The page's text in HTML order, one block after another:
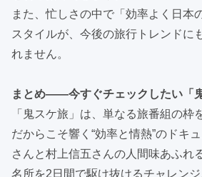
また、忙しさの中で「効率よく日本
スタイルが、今後の旅行トレンドに
れません。
まとめ――今すぐチェックしたい「
「鬼スケ旅」は、単なる旅番組の枠
だからこそ響く“効率と情熱”のドキ
さんと村上信五さんの人間味あふれ
名所を2日間で駆け抜けるチャレン